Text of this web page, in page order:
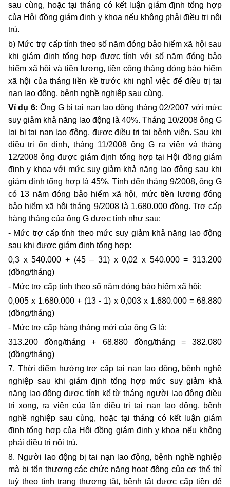
sau cùng, hoặc tại tháng có kết luận giám định tổng hợp
của Hội đồng giám định y khoa nếu không phải điều trị nội
trú.
b) Mức trợ cấp tính theo số năm đóng bảo hiểm xã hội sau
khi giám định tổng hợp được tính với số năm đóng bảo
hiểm xã hội và tiền lương, tiền công tháng đóng bảo hiểm
xã hội của tháng liền kề trước khi nghỉ việc để điều trị tai
nạn lao động, bệnh nghề nghiệp sau cùng.
Ví dụ 6: Ông G bị tai nạn lao động tháng 02/2007 với mức
suy giảm khả năng lao động là 40%. Tháng 10/2008 ông G
lại bị tai nạn lao động, được điều trị tại bệnh viện. Sau khi
điều trị ổn định, tháng 11/2008 ông G ra viện và tháng
12/2008 ông được giám định tổng hợp tại Hội đồng giám
định y khoa với mức suy giảm khả năng lao động sau khi
giám định tổng hợp là 45%. Tính đến tháng 9/2008, ông G
có 13 năm đóng bảo hiểm xã hội, mức tiền lương đóng
bảo hiểm xã hội tháng 9/2008 là 1.680.000 đồng. Trợ cấp
hàng tháng của ông G được tính như sau:
- Mức trợ cấp tính theo mức suy giảm khả năng lao động
sau khi được giám định tổng hợp:
0,3 x 540.000 + (45 – 31) x 0,02 x 540.000 = 313.200
(đồng/tháng)
- Mức trợ cấp tính theo số năm đóng bảo hiểm xã hội:
0,005 x 1.680.000 + (13 - 1) x 0,003 x 1.680.000 = 68.880
(đồng/tháng)
- Mức trợ cấp hàng tháng mới của ông G là:
313.200 đồng/tháng + 68.880 đồng/tháng = 382.080
(đồng/tháng)
7. Thời điểm hưởng trợ cấp tai nạn lao động, bệnh nghề
nghiệp sau khi giám định tổng hợp mức suy giảm khả
năng lao động được tính kể từ tháng người lao động điều
trị xong, ra viện của lần điều trị tai nạn lao động, bệnh
nghề nghiệp sau cùng, hoặc tại tháng có kết luận giám
định tổng hợp của Hội đồng giám định y khoa nếu không
phải điều trị nội trú.
8. Người lao động bị tai nạn lao động, bệnh nghề nghiệp
mà bị tổn thương các chức năng hoạt động của cơ thể thì
tuỳ theo tình trạng thương tật, bệnh tật được cấp tiền để